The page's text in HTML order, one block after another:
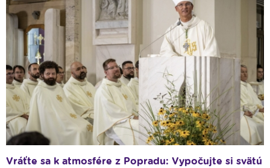
Vráťte sa k atmosfére z Popradu: Vypočujte si svätú